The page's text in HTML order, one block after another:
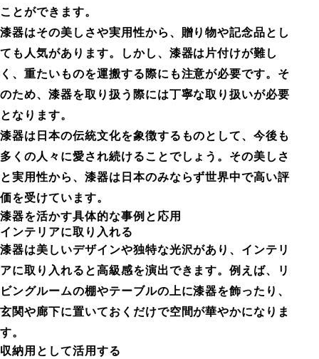
ことができます。
漆器はその美しさや実用性から、贈り物や記念品とし
ても人気があります。しかし、漆器は片付けが難し
く、重たいものを運搬する際にも注意が必要です。そ
のため、漆器を取り扱う際には丁寧な取り扱いが必要
となります。
漆器は日本の伝統文化を象徴するものとして、今後も
多くの人々に愛され続けることでしょう。その美しさ
と実用性から、漆器は日本のみならず世界中で高い評
価を受けています。
漆器を活かす具体的な事例と応用
インテリアに取り入れる
漆器は美しいデザインや独特な光沢があり、インテリ
アに取り入れると高級感を演出できます。例えば、リ
ビングルームの棚やテーブルの上に漆器を飾ったり、
玄関や廊下に置いておくだけで空間が華やかになりま
す。
収納用として活用する